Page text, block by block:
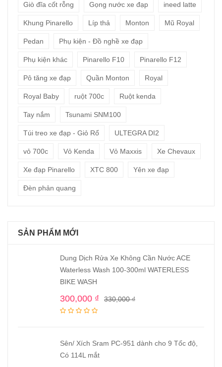
Giò đĩa cốt rỗng Gọng nước xe đạp ineed latte
Khung Pinarello Líp thả Monton Mũ Royal
Pedan Phụ kiện - Đồ nghề xe đạp
Phụ kiện khác Pinarello F10 Pinarello F12
Pô tăng xe đạp Quần Monton Royal
Royal Baby ruột 700c Ruột kenda
Tay nắm Tsunami SNM100
Túi treo xe đạp - Giỏ Rổ ULTEGRA DI2
vỏ 700c Vỏ Kenda Vỏ Maxxis Xe Chevaux
Xe đạp Pinarello XTC 800 Yên xe đạp
Đèn phản quang
SẢN PHẨM MỚI
Dung Dịch Rửa Xe Không Cần Nước ACE
Waterless Wash 100-300ml WATERLESS
BIKE WASH
330,000₫
300,000 ₫
Sên/ Xích Sram PC-951 dành cho 9 Tốc độ,
Có 114L mắt